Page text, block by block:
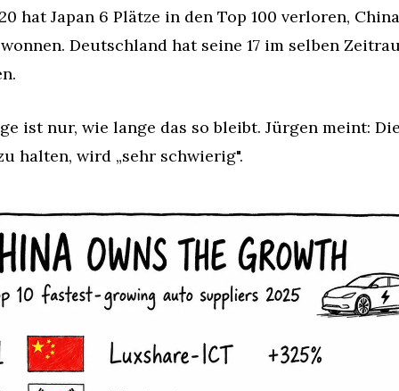
hat Japan 6 Plätze in den Top 100 verloren,
Deutschland hat seine 17 im selben
ist nur, wie lange das so bleibt. Jürgen meint: Die
halten, wird „sehr schwierig".